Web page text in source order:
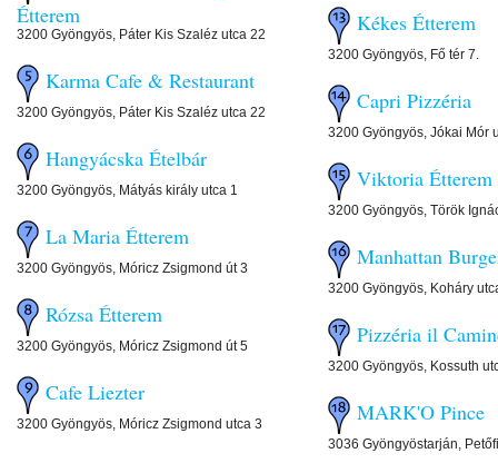
Étterem
3200 Gyöngyös, Páter Kis Szaléz utca 22
Karma Cafe & Restaurant
3200 Gyöngyös, Páter Kis Szaléz utca 22
Hangyácska Ételbár
3200 Gyöngyös, Mátyás király utca 1
La Maria Étterem
3200 Gyöngyös, Móricz Zsigmond út 3
Rózsa Étterem
3200 Gyöngyös, Móricz Zsigmond út 5
Cafe Liezter
3200 Gyöngyös, Móricz Zsigmond utca 3
Kékes Étterem
3200 Gyöngyös, Fő tér 7.
Capri Pizzéria
3200 Gyöngyös, Jókai Mór
Viktoria Étterem
3200 Gyöngyös, Török
Manhattan
3200 Gyöngyös, Koháry
Pizzéria il
3200 Gyöngyös, Kossuth
MARK'O Pince
3036 Gyöngyöstarján,